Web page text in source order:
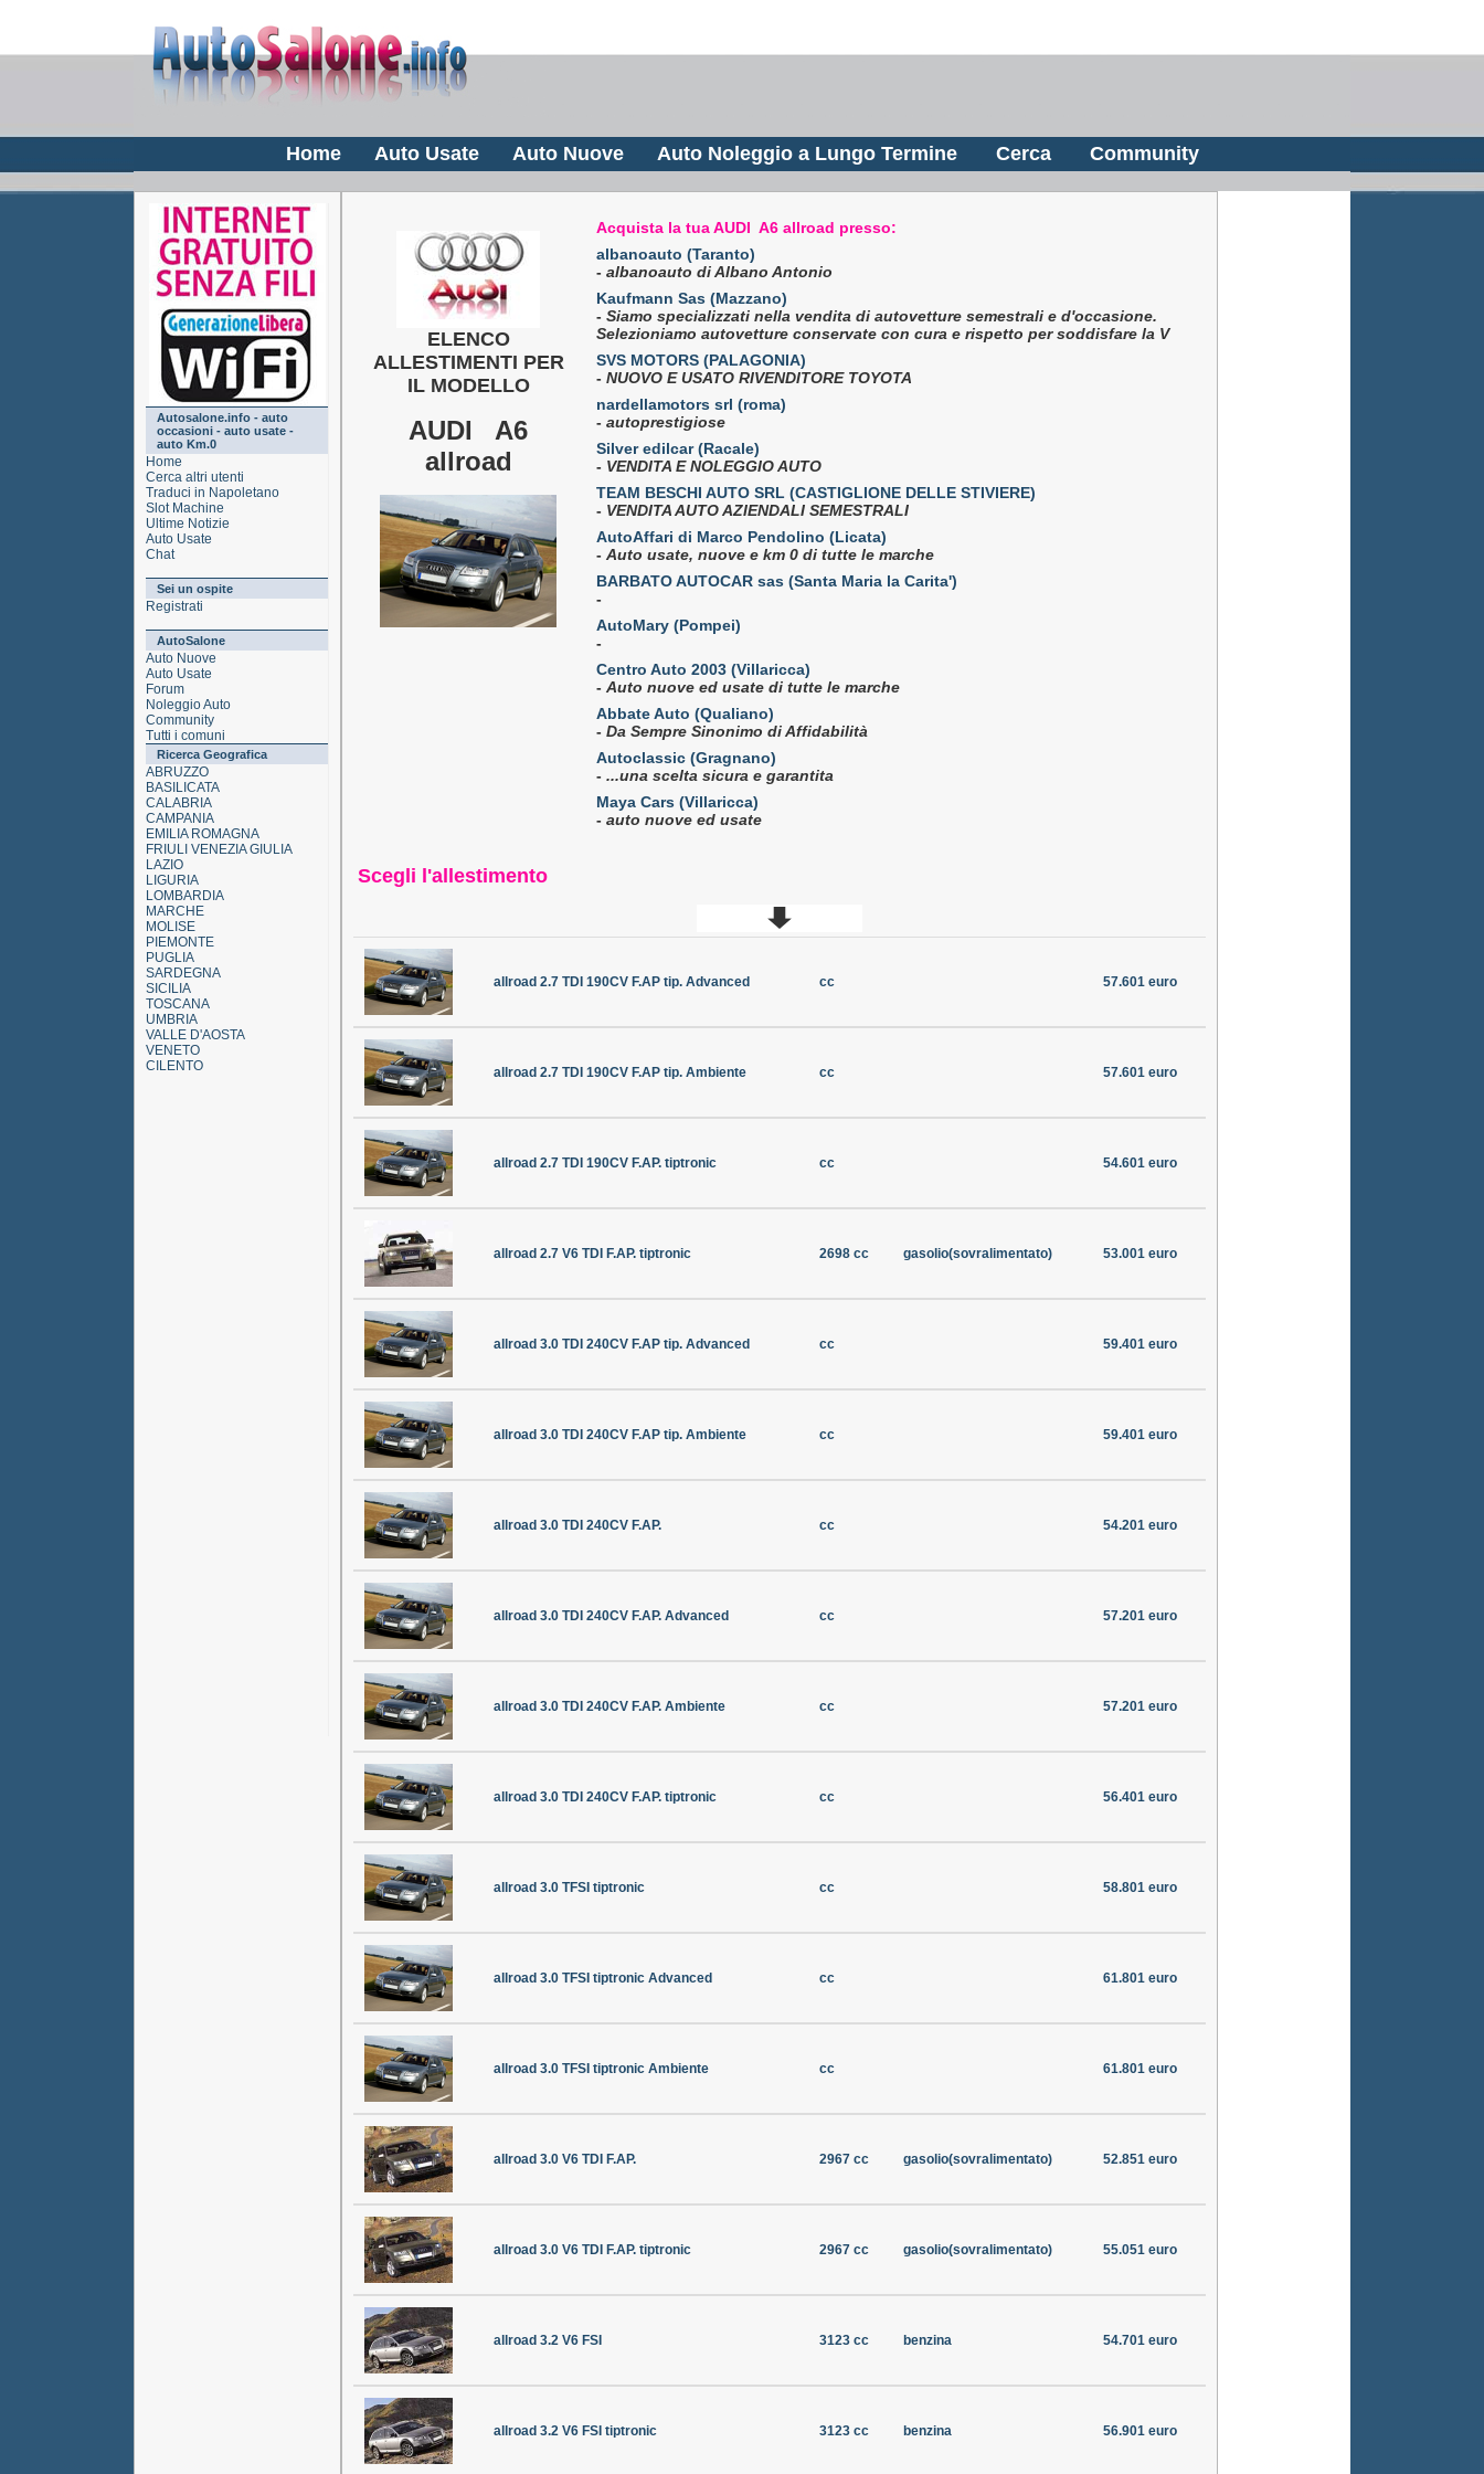
Home Auto Usate Auto Nuove Auto Noleggio a Lungo Termine Cerca Community
Autosalone.info - auto
occasioni - auto usate -
auto Km.0
Home
Cerca altri utenti
Traduci in Napoletano
Slot Machine
Ultime Notizie
Auto Usate
Chat
Sei un ospite
Registrati
AutoSalone
Auto Nuove
Auto Usate
Forum
Noleggio Auto
Community
Tutti i comuni
Ricerca Geografica
ABRUZZO
BASILICATA
CALABRIA
CAMPANIA
EMILIA ROMAGNA
FRIULI VENEZIA GIULIA
LAZIO
LIGURIA
LOMBARDIA
MARCHE
MOLISE
PIEMONTE
PUGLIA
SARDEGNA
SICILIA
TOSCANA
UMBRIA
VALLE D'AOSTA
VENETO
CILENTO
ELENCO
ALLESTIMENTI PER
IL MODELLO
AUDI A6
allroad
Acquista la tua AUDI A6 allroad presso:
albanoauto (Taranto)
- albanoauto di Albano Antonio
Kaufmann Sas (Mazzano)
- Siamo specializzati nella vendita di autovetture semestrali e d'occasione.
Selezioniamo autovetture conservate con cura e rispetto per soddisfare la V
SVS MOTORS (PALAGONIA)
- NUOVO E USATO RIVENDITORE TOYOTA
nardellamotors srl (roma)
- autoprestigiose
Silver edilcar (Racale)
- VENDITA E NOLEGGIO AUTO
TEAM BESCHI AUTO SRL (CASTIGLIONE DELLE STIVIERE)
- VENDITA AUTO AZIENDALI SEMESTRALI
AutoAffari di Marco Pendolino (Licata)
- Auto usate, nuove e km 0 di tutte le marche
BARBATO AUTOCAR sas (Santa Maria la Carita')
-
AutoMary (Pompei)
-
Centro Auto 2003 (Villaricca)
- Auto nuove ed usate di tutte le marche
Abbate Auto (Qualiano)
- Da Sempre Sinonimo di Affidabilità
Autoclassic (Gragnano)
- ...una scelta sicura e garantita
Maya Cars (Villaricca)
- auto nuove ed usate
Scegli l'allestimento
allroad 2.7 TDI 190CV F.AP tip. Advanced cc 57.601 euro
allroad 2.7 TDI 190CV F.AP tip. Ambiente cc 57.601 euro
allroad 2.7 TDI 190CV F.AP. tiptronic cc 54.601 euro
allroad 2.7 V6 TDI F.AP. tiptronic 2698 cc gasolio(sovralimentato) 53.001 euro
allroad 3.0 TDI 240CV F.AP tip. Advanced cc 59.401 euro
allroad 3.0 TDI 240CV F.AP tip. Ambiente cc 59.401 euro
allroad 3.0 TDI 240CV F.AP. cc 54.201 euro
allroad 3.0 TDI 240CV F.AP. Advanced cc 57.201 euro
allroad 3.0 TDI 240CV F.AP. Ambiente cc 57.201 euro
allroad 3.0 TDI 240CV F.AP. tiptronic cc 56.401 euro
allroad 3.0 TFSI tiptronic cc 58.801 euro
allroad 3.0 TFSI tiptronic Advanced cc 61.801 euro
allroad 3.0 TFSI tiptronic Ambiente cc 61.801 euro
allroad 3.0 V6 TDI F.AP. 2967 cc gasolio(sovralimentato) 52.851 euro
allroad 3.0 V6 TDI F.AP. tiptronic 2967 cc gasolio(sovralimentato) 55.051 euro
allroad 3.2 V6 FSI 3123 cc benzina 54.701 euro
allroad 3.2 V6 FSI tiptronic 3123 cc benzina 56.901 euro